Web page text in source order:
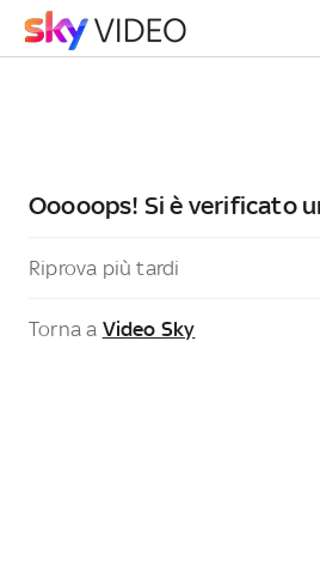
Ooooops! Si è verificato
Riprova più tardi
Torna a Video Sky